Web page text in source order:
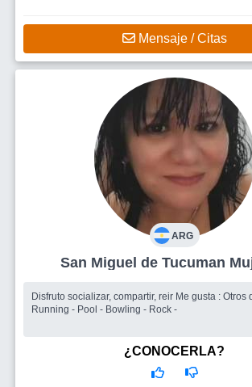
Mensaje / Citas
ARG
San
Disfruto socializar, compartir, reir Me gusta : Otros
Running - Pool - Bowling - Rock -
¿CONOCERLA?